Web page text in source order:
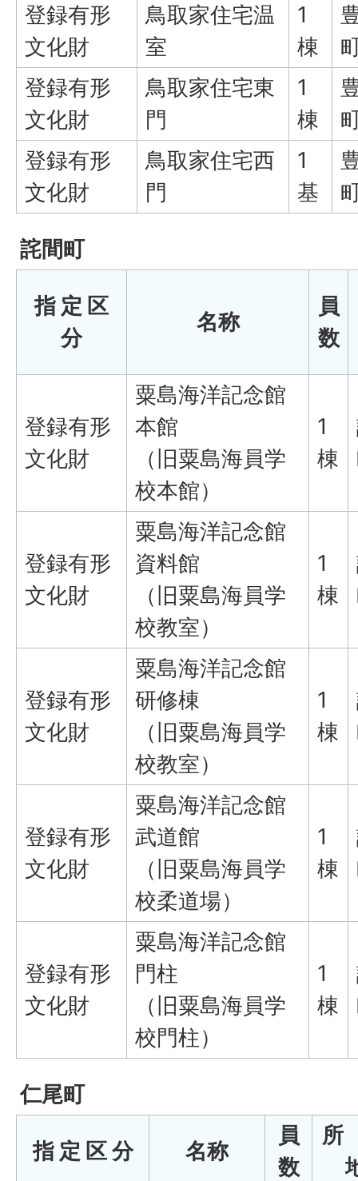
登録有形
文化財
鳥取家住宅温
室
1
棟
登録有形
文化財
鳥取家住宅東
門
1
棟
登録有形
文化財
鳥取家住宅西
門
1
基
詫間町
指 定 区
分
名称
員
数
登録有形
文化財
粟島海洋記念館
本館
（旧粟島海員学
校本館）
1
棟
登録有形
文化財
粟島海洋記念館
資料館
（旧粟島海員学
校教室）
1
棟
登録有形
文化財
粟島海洋記念館
研修棟
（旧粟島海員学
校教室）
1
棟
登録有形
文化財
粟島海洋記念館
武道館
（旧粟島海員学
校柔道場）
1
棟
登録有形
文化財
粟島海洋記念館
門柱
（旧粟島海員学
校門柱）
1
棟
仁尾町
指 定 区 分 名称
員
数
所